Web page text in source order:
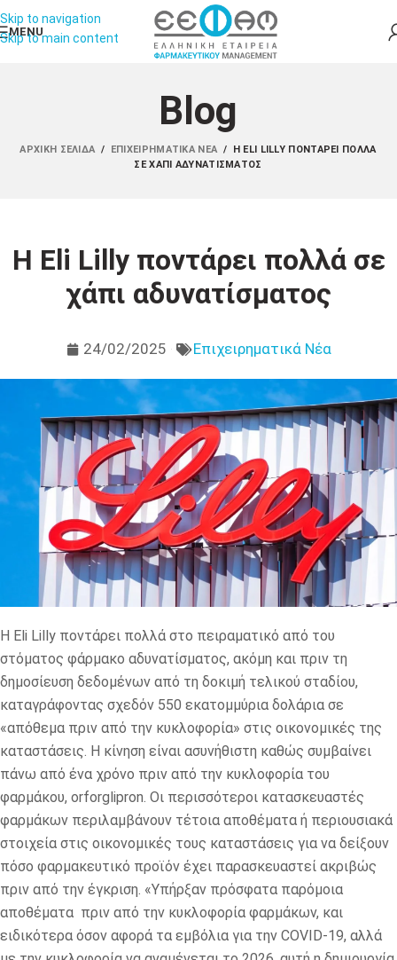
Skip to navigation
Skip to main content
MENU
Blog
ΑΡΧΙΚΉ ΣΕΛΊΔΑ / ΕΠΙΧΕΙΡΗΜΑΤΙΚΆ ΝΈΑ /
Η ELI LILLY ΠΟΝΤΆΡΕΙ ΠΟΛΛΆ
ΣΕ ΧΆΠΙ ΑΔΥΝΑΤΊΣΜΑΤΟΣ
Η Eli Lilly ποντάρει πολλά σε
χάπι αδυνατίσματος
24/02/2025 Επιχειρηματικά Νέα
Η Eli Lilly ποντάρει πολλά στο πειραματικό από του
στόματος φάρμακο αδυνατίσματος, ακόμη και πριν τη
δημοσίευση δεδομένων από τη δοκιμή τελικού σταδίου,
καταγράφοντας σχεδόν 550 εκατομμύρια δολάρια σε
«απόθεμα πριν από την κυκλοφορία» στις οικονομικές της
καταστάσεις. Η κίνηση είναι ασυνήθιστη καθώς συμβαίνει
πάνω από ένα χρόνο πριν από την κυκλοφορία του
φαρμάκου, orforglipron. Οι περισσότεροι κατασκευαστές
φαρμάκων περιλαμβάνουν τέτοια αποθέματα ή περιουσιακά
στοιχεία στις οικονομικές τους καταστάσεις για να δείξουν
πόσο φαρμακευτικό προϊόν έχει παρασκευαστεί ακριβώς
πριν από την έγκριση. «Υπήρξαν πρόσφατα παρόμοια
αποθέματα πριν από την κυκλοφορία φαρμάκων, και
ειδικότερα όσον αφορά τα εμβόλια για την COVID-19, αλλά